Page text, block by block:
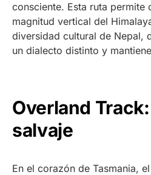
consciente. Esta ruta permite
magnitud vertical del
diversidad cultural de Nepal,
un dialecto distinto y
Overland
salvaje
En el corazón de Tasmania,